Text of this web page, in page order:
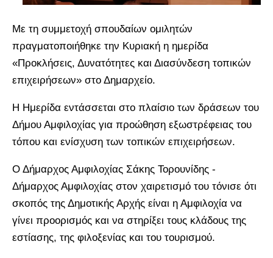
Με τη συμμετοχή σπουδαίων ομιλητών
πραγματοποιήθηκε την Κυριακή η ημερίδα
«Προκλήσεις, Δυνατότητες και Διασύνδεση τοπικών
επιχειρήσεων» στο Δημαρχείο.
Η Ημερίδα εντάσσεται στο πλαίσιο των δράσεων του
Δήμου Αμφιλοχίας για προώθηση εξωστρέφειας του
τόπου και ενίσχυση των τοπικών επιχειρήσεων.
Ο Δήμαρχος Αμφιλοχίας Σάκης Τορουνίδης -
Δήμαρχος Αμφιλοχίας στον χαιρετισμό του τόνισε ότι
σκοπός της Δημοτικής Αρχής είναι η Αμφιλοχία να
γίνει προορισμός και να στηρίξει τους κλάδους της
εστίασης, της φιλοξενίας και του τουρισμού.